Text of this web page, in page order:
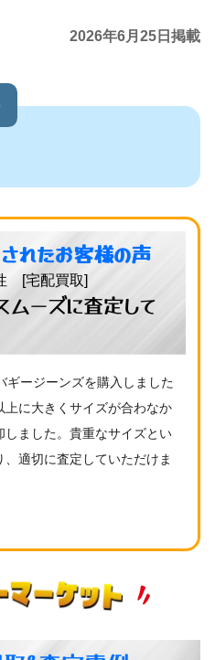
2026年6月25日掲載
れたお客様の声
[宅配買取]
ーズに査定して
ギージーンズを購入しました
上に大きくサイズが合わなか
しました。貴重なサイズとい
、適切に査定していただけま